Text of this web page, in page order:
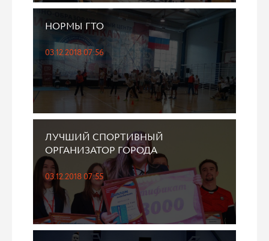
НОРМЫ ГТО
03.12.2018 07:56
ЛУЧШИЙ СПОРТИВНЫЙ
ОРГАНИЗАТОР ГОРОДА
03.12.2018 07:55